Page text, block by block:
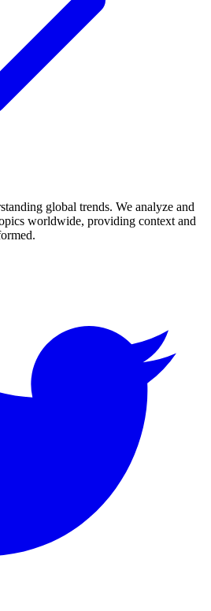
global trends. We analyze and
worldwide, providing context and